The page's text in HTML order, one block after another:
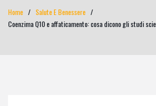
Home
Salute E Benessere
Coenzima Q10 e affaticamento: cosa dicono gli studi